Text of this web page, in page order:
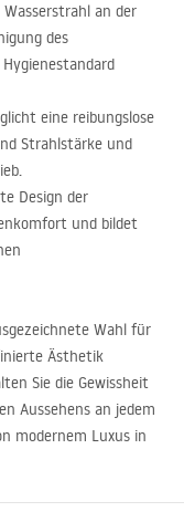
an der
des
eine reibungslose
Strahlstärke und
Design der
und bildet
Wahl für
Ästhetik
Sie die Gewissheit
Aussehens an jedem
modernem Luxus in